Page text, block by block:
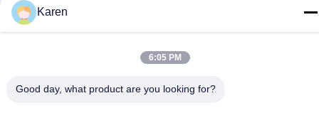
de PUR Proveedor. Derecho de autor 2022-2026 Wuxi East
Karen
6:05 PM
Good day, what product are you looking for?